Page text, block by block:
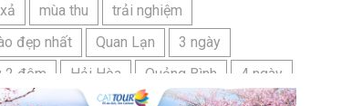
mùa thu
trải nghiệm
đẹp nhất
Quan Lạn
3 ngày
2 đêm
Hải Hòa Quảng Bình
4 ngày